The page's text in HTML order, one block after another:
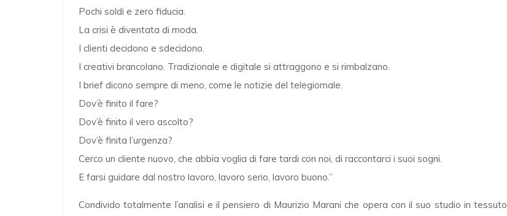
Pochi soldi e zero fiducia.
La crisi è diventata di moda.
I clienti decidono e sdecidono.
I creativi brancolano. Tradizionale e digitale si attraggono e si rimbalzano.
I brief dicono sempre di meno, come le notizie del telegiornale.
Dov’è finito il fare?
Dov’è finito il vero ascolto?
Dov’è finita l’urgenza?
Cerco un cliente nuovo, che abbia voglia di fare tardi con noi, di raccontarci i suoi sogni.
E farsi guidare dal nostro lavoro, lavoro serio, lavoro buono.”
Condivido totalmente l’analisi e il pensiero di Maurizio Marani che opera con il suo studio in tessuto